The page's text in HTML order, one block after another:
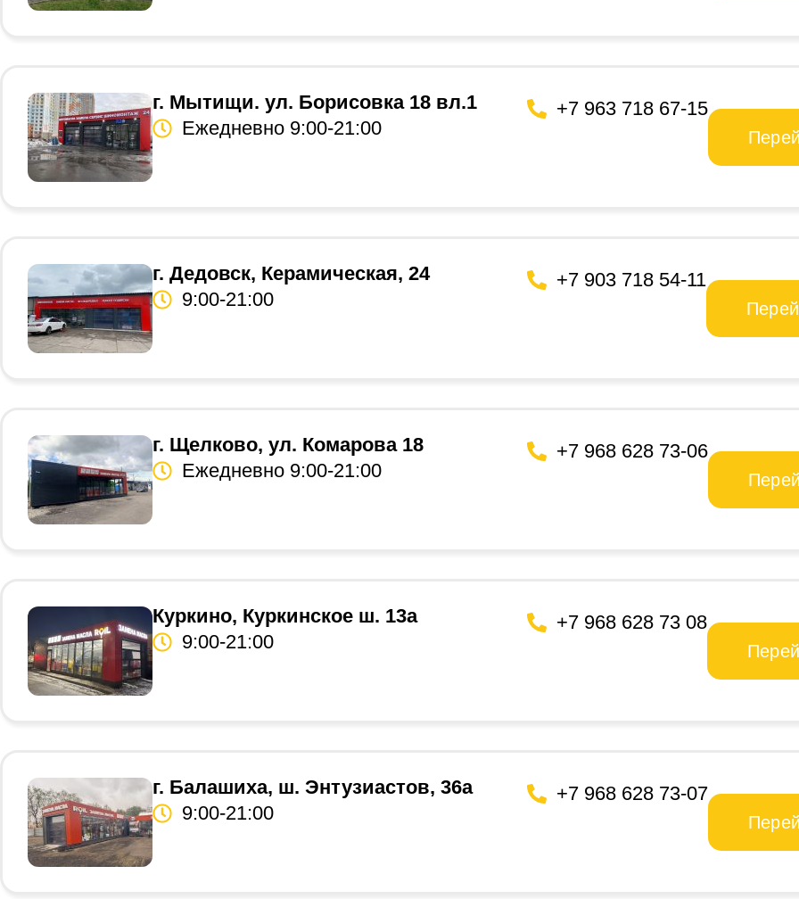
г. Мытищи. ул. Борисовка 18 вл.1
Ежедневно 9:00-21:00
+7 963 718 67-15
г. Дедовск, Керамическая, 24
9:00-21:00
+7 903 718 54-11
г. Щелково, ул. Комарова 18
Ежедневно 9:00-21:00
+7 968 628 73-06
Куркино, Куркинское ш. 13а
9:00-21:00
+7 968 628 73 08
г. Балашиха, ш. Энтузиастов, 36а
9:00-21:00
+7 968 628 73-07